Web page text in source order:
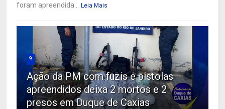
foram apreendida...
Leia Mais
9
Ação da PM com fuzis e pistolas
apreendidos deixa 2 mortos e 2
presos em Duque de Caxias